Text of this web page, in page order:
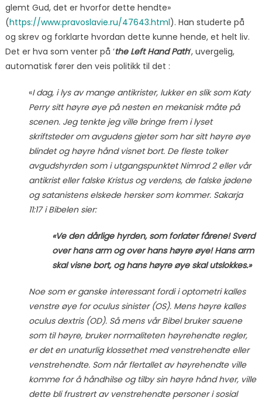
glemt Gud, det er hvorfor dette hendte»
(https://www.pravoslavie.ru/47643.html). Han studerte på
og skrev og forklarte hvordan dette kunne hende, et helt liv.
Det er hva som venter på ‘the Left Hand Path‘, uvergelig,
automatisk fører den veis politikk til det :
«I dag, i lys av mange antikrister, lukker en slik som Katy
Perry sitt høyre øye på nesten en mekanisk måte på
scenen. Jeg tenkte jeg ville bringe frem i lyset
skriftsteder om avgudens gjeter som har sitt høyre øye
blindet og høyre hånd visnet bort. De fleste tolker
avgudshyrden som i utgangspunktet Nimrod 2 eller vår
antikrist eller falske Kristus og verdens, de falske jødene
og satanistens elskede hersker som kommer. Sakarja
11:17 i Bibelen sier:
«Ve den dårlige hyrden, som forlater fårene! Sverd
over hans arm og over hans høyre øye! Hans arm
skal visne bort, og hans høyre øye skal utslokkes.»
Noe som er ganske interessant fordi i optometri kalles
venstre øye for oculus sinister (OS). Mens høyre kalles
oculus dextris (OD). Så mens vår Bibel bruker sauene
som til høyre, bruker normaliteten høyrehendte regler,
er det en unaturlig klossethet med venstrehendte eller
venstrehendte. Som når flertallet av høyrehendte ville
komme for å håndhilse og tilby sin høyre hånd hver, ville
dette bli frustrert av venstrehendte personer i sosial